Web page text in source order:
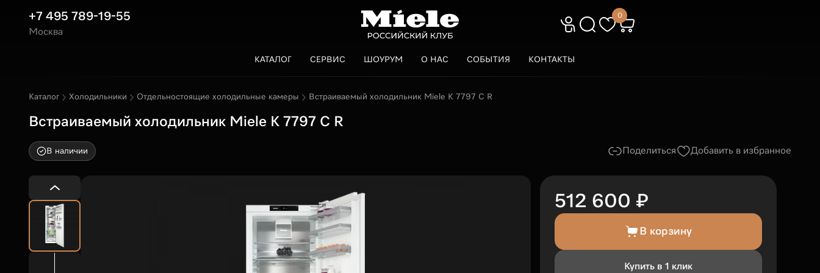
+7 495 789-19-55
Москва
0
КАТАЛОГ СЕРВИС ШОУРУМ О НАС СОБЫТИЯ КОНТАКТЫ
Каталог Холодильники Отдельностоящие холодильные камеры Встраиваемый холодильник Miele K 7797 C R
Встраиваемый холодильник Miele K 7797 C R
В наличии Поделиться Добавить в избранное
512 600 ₽
В корзину
Купить в 1 клик